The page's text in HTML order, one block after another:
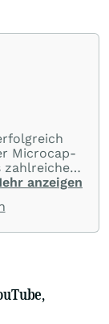
Microcap-
zahlreiche
anzeigen